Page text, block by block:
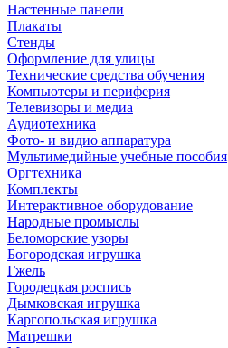
Настенные панели
Плакаты
Стенды
Оформление для улицы
Технические средства обучения
Компьютеры и периферия
Телевизоры и медиа
Аудиотехника
Фото- и видио аппаратура
Мультимедийные учебные пособия
Оргтехника
Комплекты
Интерактивное оборудование
Народные промыслы
Беломорские узоры
Богородская игрушка
Гжель
Городецкая роспись
Дымковская игрушка
Каргопольская игрушка
Матрешки